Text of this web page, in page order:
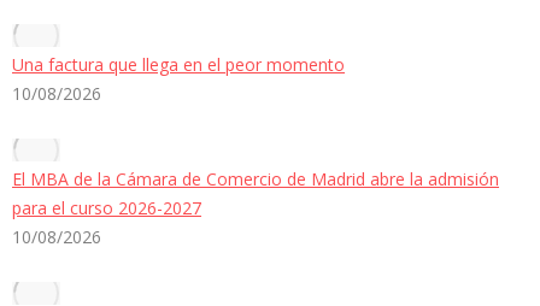
Una factura que llega en el peor momento
10/08/2026
El MBA de la Cámara de Comercio de Madrid abre la admisión
para el curso 2026-2027
10/08/2026